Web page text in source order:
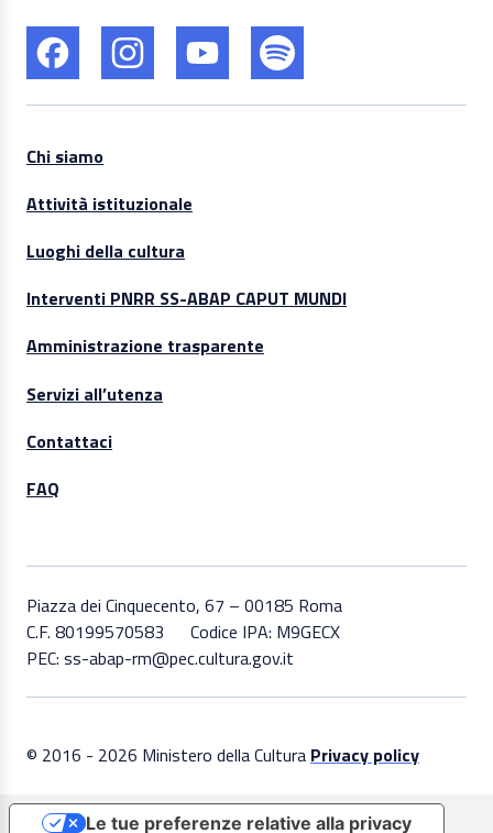
Chi siamo
Attività istituzionale
Luoghi della cultura
Interventi PNRR SS-ABAP CAPUT MUNDI
Amministrazione trasparente
Servizi all’utenza
Contattaci
FAQ
Piazza dei Cinquecento, 67 – 00185 Roma
C.F. 80199570583
Codice IPA: M9GECX
PEC: ss-abap-rm@pec.cultura.gov.it
© 2016 - 2026 Ministero della Cultura Privacy policy
Le tue preferenze relative alla privacy